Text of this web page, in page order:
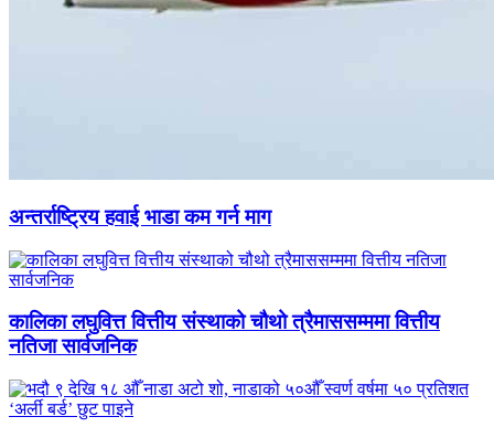
अन्तर्राष्ट्रिय हवाई भाडा कम गर्न माग
कालिका लघुवित्त वित्तीय संस्थाको चौथो त्रैमाससम्ममा वित्तीय
नतिजा सार्वजनिक